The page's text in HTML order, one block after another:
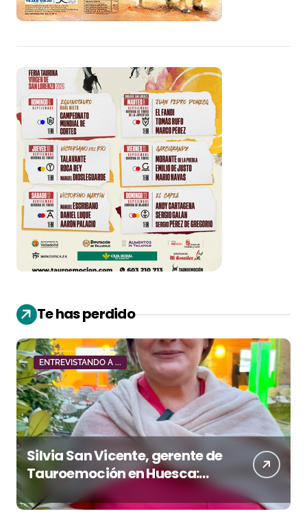
Te has perdido
ENTREVISTANDO A ...
Silvia San Vicente, gerente de
Tauroemoción en Huesca:
«Todas las figuras del toreo
quieren venir a esta feria»